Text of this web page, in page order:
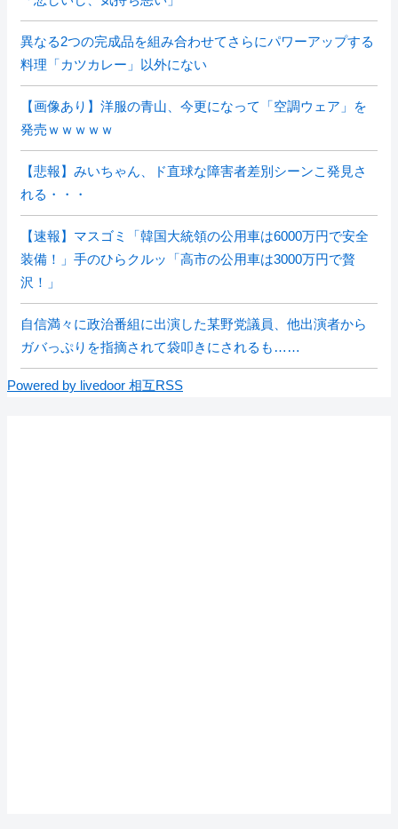
異なる2つの完成品を組み合わせてさらにパワーアップする
料理「カツカレー」以外にない
【画像あり】洋服の青山、今更になって「空調ウェア」を
発売ｗｗｗｗｗ
【悲報】みいちゃん、ド直球な障害者差別シーンこ発見さ
れる・・・
【速報】マスゴミ「韓国大統領の公用車は6000万円で安全
装備！」手のひらクルッ「高市の公用車は3000万円で贅
沢！」
自信満々に政治番組に出演した某野党議員、他出演者から
ガバっぷりを指摘されて袋叩きにされるも……
Powered by livedoor 相互RSS